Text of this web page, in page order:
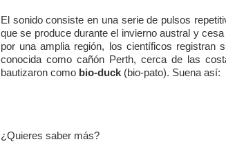
El sonido consiste en una serie de pulsos
que se produce durante el invierno austral y
por una amplia región, los científicos registran
conocida como cañón Perth, cerca de las
bautizaron como bio-duck (bio-pato). Suena así:
¿Quieres saber más?